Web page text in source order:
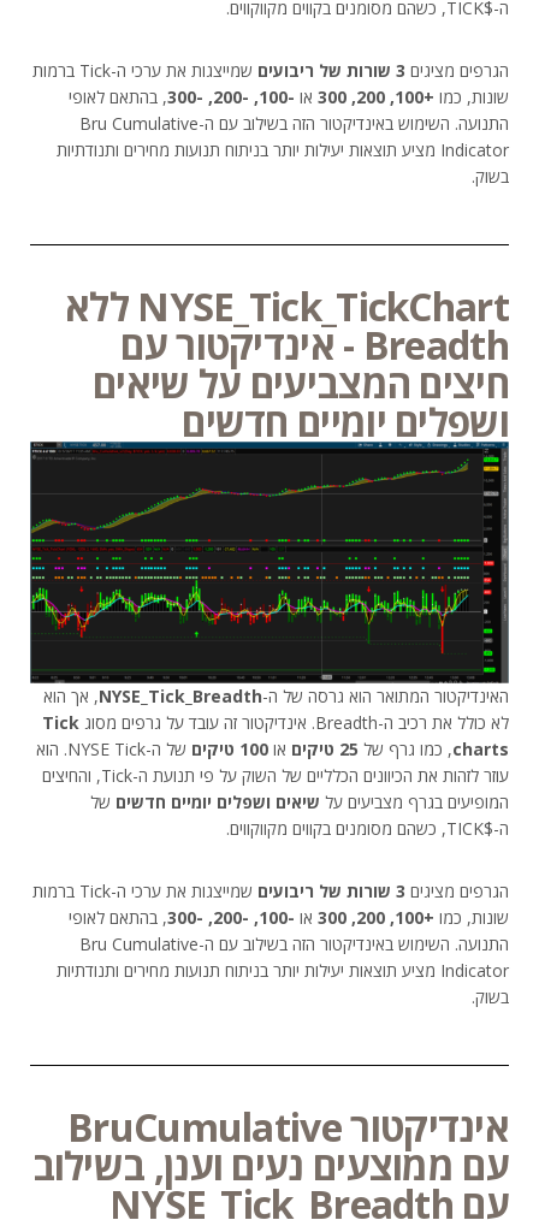
ה-$TICK, כשהם מסומנים בקווים מקווקווים.
הגרפים מציגים 3 שורות של ריבועים
שמייצגות את ערכי ה-Tick ברמות
שונות, כמו +100, 200, 300 או -100, -200, -300
, בהתאם לאופי
התנועה. השימוש באינדיקטור הזה בשילוב עם ה-Bru Cumulative
Indicator מציע תוצאות יעילות יותר בניתוח תנועות מחירים ותנודתיות
בשוק.
NYSE_Tick_TickChart ללא
Breadth - אינדיקטור עם
חיצים המצביעים על שיאים
ושפלים יומיים חדשים
האינדיקטור המתואר הוא גרסה של ה-NYSE_Tick_Breadth, אך הוא
לא כולל את רכיב ה-Breadth. אינדיקטור זה עובד על גרפים מסוג
Tick
charts, כמו גרף של 25 טיקים או 100 טיקים
של ה-NYSE Tick. הוא
עוזר לזהות את הכיוונים הכלליים של השוק על פי תנועת ה-Tick, והחיצים
המופיעים בגרף מצביעים על שיאים ושפלים יומיים חדשים של
ה-$TICK, כשהם מסומנים בקווים מקווקווים.
הגרפים מציגים 3 שורות של ריבועים
שמייצגות את ערכי ה-Tick ברמות
שונות, כמו +100, 200, 300 או -100, -200, -300
, בהתאם לאופי
התנועה. השימוש באינדיקטור הזה בשילוב עם ה-Bru Cumulative
Indicator מציע תוצאות יעילות יותר בניתוח תנועות מחירים ותנודתיות
בשוק.
אינדיקטור BruCumulative
עם ממוצעים נעים וענן, בשילוב
עם NYSE_Tick_Breadth